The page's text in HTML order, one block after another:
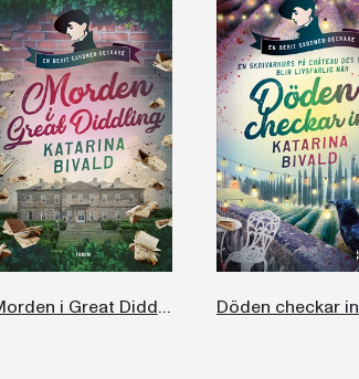
Morden i Great Diddling Döden checkar in